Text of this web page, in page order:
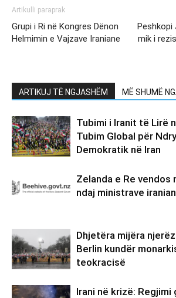
Artikulli paraprak
Grupi i Ri në Kongres Dënon
Helmimin e Vajzave Iraniane
Peshkopi
mik i
ARTIKUJ TË NGJASHËM MË SHUMË
Tubimi i Iranit të Lirë
Tubim Global për
Demokratik në Iran
Zelanda e Re vendos
ndaj ministrave
Dhjetëra mijëra
Berlin kundër
teokracisë
Irani në krizë: